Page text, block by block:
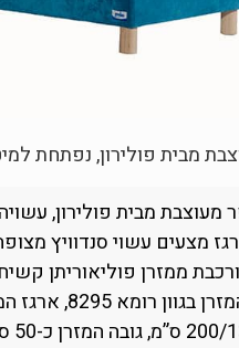
מבית פולירון, נפתחת
מבית פולירון,
מצעים עשוי סנדוויץ מצופה
ממזרן פוליאוריתן
בגוון רומא 8294 ודפנות המיטה בגוון רומא 8299 (כמוצג בתמונה).